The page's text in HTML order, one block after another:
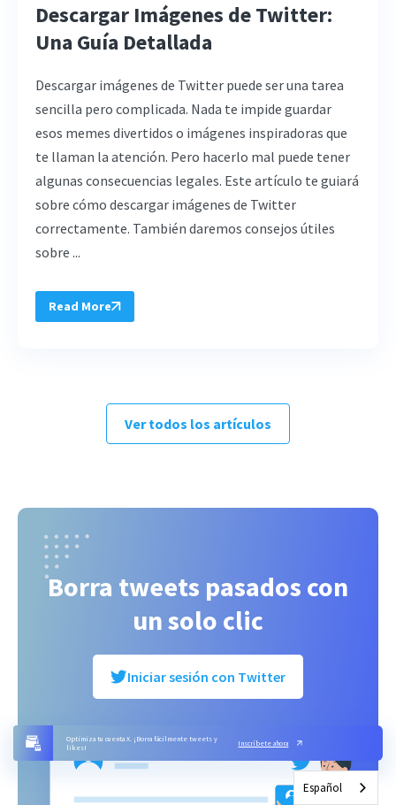
Optimiza tu cuenta X. ¡Borra fácilmente tweets y
likes!
Inscríbete ahora
Descargar Imágenes de Twitter:
Una Guía Detallada
Descargar imágenes de Twitter puede ser una tarea
sencilla pero complicada. Nada te impide guardar
esos memes divertidos o imágenes inspiradoras que
te llaman la atención. Pero hacerlo mal puede tener
algunas consecuencias legales. Este artículo te guiará
sobre cómo descargar imágenes de Twitter
correctamente. También daremos consejos útiles
sobre ...
Read More
Ver todos los artículos
Borra tweets pasados con
un solo clic
Iniciar sesión con Twitter
Español